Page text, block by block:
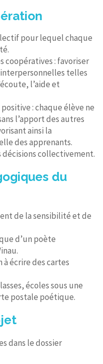
pour lequel chaque
coopératives : favoriser
telles
l’aide et
: chaque élève ne
l’apport des autres
ainsi la
des apprenants.
collectivement.
du
de la sensibilité et de
d’un poète
à écrire des cartes
écoles sous une
postale poétique.
dans le dossier